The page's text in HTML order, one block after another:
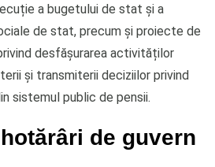
a bugetului de stat și a
de stat, precum și proiecte de
desfășurarea activităților
și transmiterii deciziilor privind
sistemul public de pensii.
de guvern